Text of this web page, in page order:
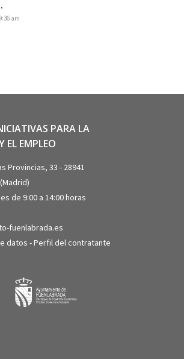
am
PARA LA
EL EMPLEO
Provincias, 33 - 28941
de 9:00 a 14:00 horas
fuenlabrada.es
datos -Perfil del contratante